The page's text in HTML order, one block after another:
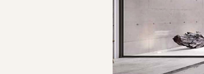
Fachadas y tejadosBioconstrucción - Biomat
Innovación construcción